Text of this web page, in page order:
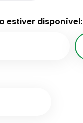
estiver disponível: